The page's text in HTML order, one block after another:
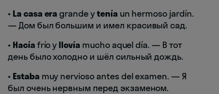
• La casa era grande ytenía un hermoso jardín.
— Дом был большим и имел красивый сад.
• Hacía frío y llovía mucho aquel día. — В тот
день было холодно и шёл сильный дождь.
• Estaba muy nervioso antes del examen. — Я
был очень нервным перед экзаменом.